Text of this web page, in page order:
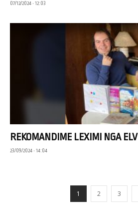
07/12/2024 • 12:03
REKOMANDIME LEXIMI NGA
23/09/2024 • 14:04
1 2 3